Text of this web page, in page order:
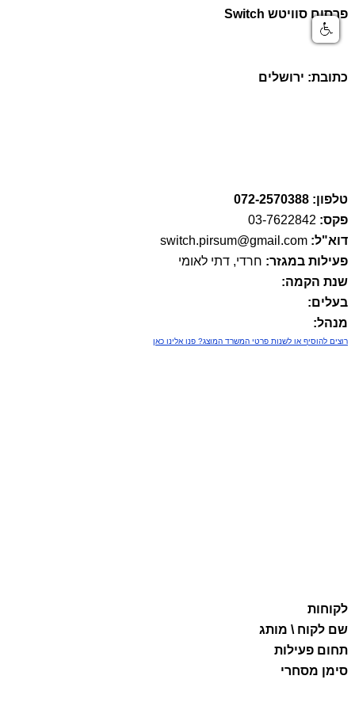
פרסום סוויטש Switch
כתובת: ירושלים
טלפון: 072-2570388
פקס: 03-7622842
דוא"ל: switch.pirsum@gmail.com
פעילות במגזר: חרדי, דתי לאומי
שנת הקמה:
בעלים:
מנהל:
רוצים להוסיף או לשנות פרטי המשרד המוצג? פנו אלינו כאן
לקוחות
שם לקוח \ מותג
תחום פעילות
סימן מסחרי